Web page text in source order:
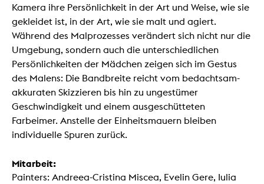
Kamera ihre Persönlichkeit in der Art und Weise, wie sie
gekleidet ist, in der Art, wie sie malt und agiert.
Während des Malprozesses verändert sich nicht nur die
Umgebung, sondern auch die unterschiedlichen
Persönlichkeiten der Mädchen zeigen sich im Gestus
des Malens: Die Bandbreite reicht vom bedachtsam-
akkuraten Skizzieren bis hin zu ungestümer
Geschwindigkeit und einem ausgeschütteten
Farbeimer. Anstelle der Einheitsmauern bleiben
individuelle Spuren zurück.
Mitarbeit:
Painters: Andreea-Cristina Miscea, Evelin Gere, Iulia